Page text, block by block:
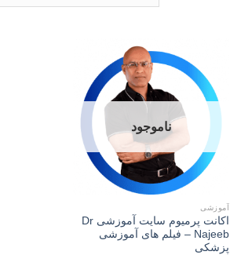
ناموجود
آموزشی
اکانت پرمیوم سایت آموزشی Dr
Najeeb – فیلم های آموزشی
پزشکی